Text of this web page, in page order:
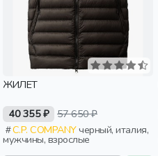
ЖИЛЕТ
40 355 ₽ 57 650 ₽
C.P. COMPANYчерный, италия,
мужчины, взрослые